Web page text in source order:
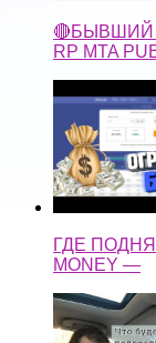
🔴БЫВШИЙ
RP MTA
ГДЕ
MONEY —